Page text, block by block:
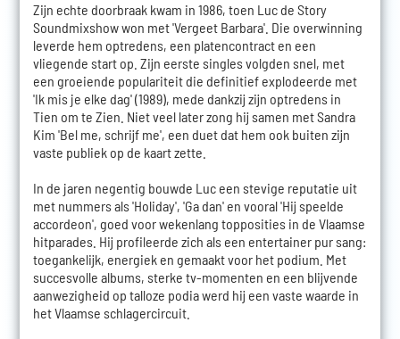
Zijn echte doorbraak kwam in 1986, toen Luc de Story
Soundmixshow won met 'Vergeet Barbara'. Die overwinning
leverde hem optredens, een platencontract en een
vliegende start op. Zijn eerste singles volgden snel, met
een groeiende populariteit die definitief explodeerde met
'Ik mis je elke dag' (1989), mede dankzij zijn optredens in
Tien om te Zien. Niet veel later zong hij samen met Sandra
Kim 'Bel me, schrijf me', een duet dat hem ook buiten zijn
vaste publiek op de kaart zette.
In de jaren negentig bouwde Luc een stevige reputatie uit
met nummers als 'Holiday', 'Ga dan' en vooral 'Hij speelde
accordeon', goed voor wekenlang topposities in de Vlaamse
hitparades. Hij profileerde zich als een entertainer pur sang:
toegankelijk, energiek en gemaakt voor het podium. Met
succesvolle albums, sterke tv-momenten en een blijvende
aanwezigheid op talloze podia werd hij een vaste waarde in
het Vlaamse schlagercircuit.